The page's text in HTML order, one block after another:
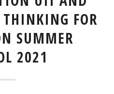
FOR
SUMMER
2021